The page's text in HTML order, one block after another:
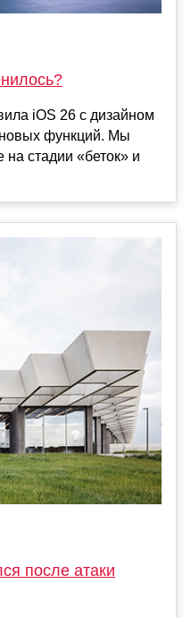
iOS 26 с дизайном
функций. Мы
стадии «беток» и
после атаки